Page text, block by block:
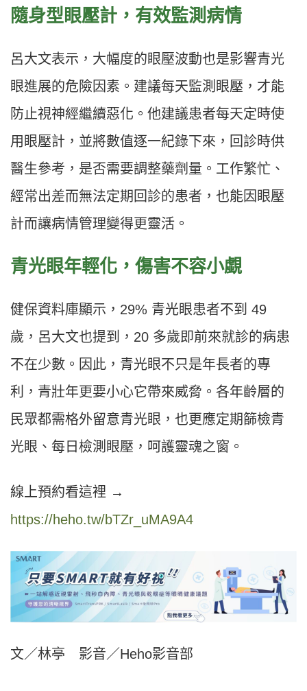
隨身型眼壓計，有效監測病情
呂大文表示，大幅度的眼壓波動也是影響青光
眼進展的危險因素。建議每天監測眼壓，才能
防止視神經繼續惡化。他建議患者每天定時使
用眼壓計，並將數值逐一紀錄下來，回診時供
醫生參考，是否需要調整藥劑量。工作繁忙、
經常出差而無法定期回診的患者，也能因眼壓
計而讓病情管理變得更靈活。
青光眼年輕化，傷害不容小覷
健保資料庫顯示，29% 青光眼患者不到 49
歲，呂大文也提到，20 多歲即前來就診的病患
不在少數。因此，青光眼不只是年長者的專
利，青壯年更要小心它帶來威脅。各年齡層的
民眾都需格外留意青光眼，也更應定期篩檢青
光眼、每日檢測眼壓，呵護靈魂之窗。
線上預約看這裡 →
https://heho.tw/bTZr_uMA9A4
文／林亭 影音／Heho影音部